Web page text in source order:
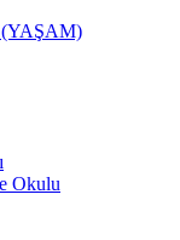
(YAŞAM)
Okulu